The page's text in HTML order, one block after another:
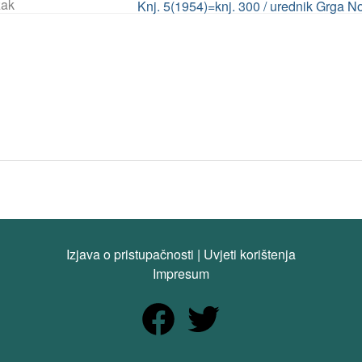
Knj. 5(1954)=knj. 300 / urednik Grga
Izjava o pristupačnosti | Uvjeti korištenja
Impresum